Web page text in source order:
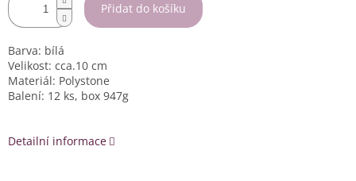
Přidat do košíku
Barva: bílá
Velikost: cca.10 cm
Materiál: Polystone
Balení: 12 ks, box 947g
Detailní informace